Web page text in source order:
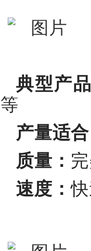
典型产
等
产量适
质量：
速度：